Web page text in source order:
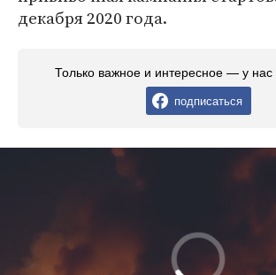
декабря 2020 года.
Только важное и интересное — у
подписаться